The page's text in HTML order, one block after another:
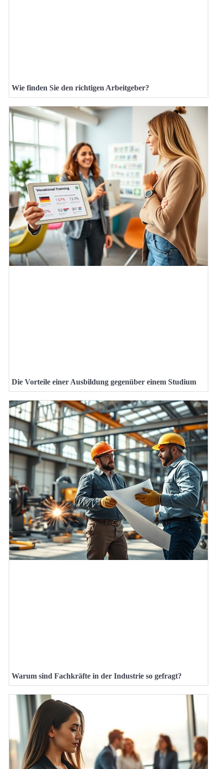
Wie finden Sie den richtigen Arbeitgeber?
Die Vorteile einer Ausbildung gegenüber einem Studium
Warum sind Fachkräfte in der Industrie so gefragt?